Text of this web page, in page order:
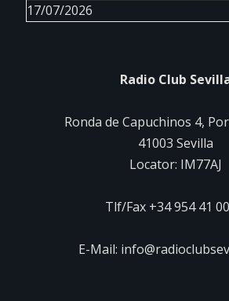
17/07/2026
Radio Club
Ronda de Capuchinos 4,
41003 Sevilla
Locator: IM77AJ
Tlf/Fax +34 954 41
E-Mail: